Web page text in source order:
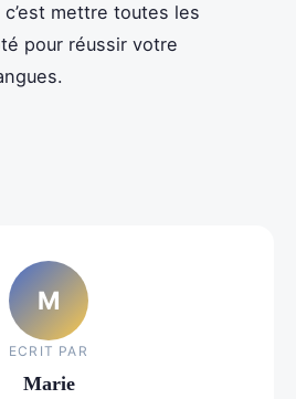
mettre toutes les
pour réussir votre
M
ECRIT PAR
Marie